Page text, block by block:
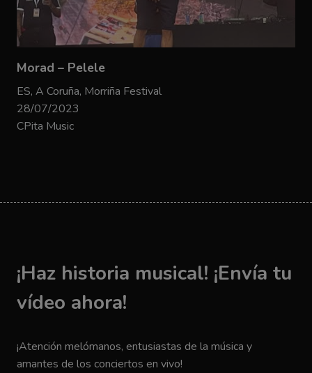
Morad – Pelele
ES, A Coruña, Morriña Festival
28/07/2023
CPita Music
¡Haz historia musical! ¡Envía tu
vídeo ahora!
¡Atención melómanos, entusiastas de la música y
amantes de los conciertos en vivo!